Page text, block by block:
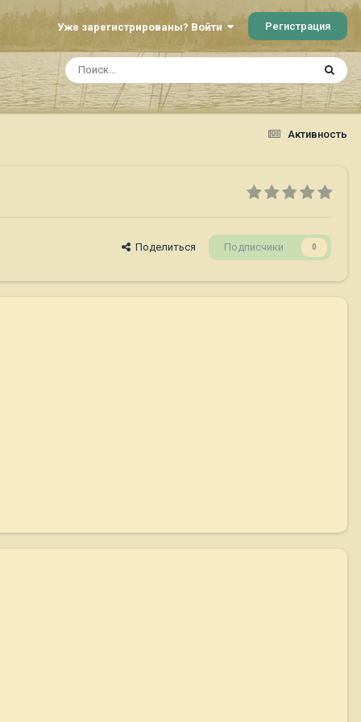
Уже зарегистрированы? Войти Регистрация
Активность
Поделиться Подписчики 0